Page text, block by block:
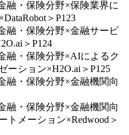
融・保険分野×保険業界に
＞P123
融・保険分野×金融サービ
＞P124
融・保険分野×AIによるク
ーション×H2O.ai＞P125
融・保険分野×金融機関向
融・保険分野×金融機関向
トメーション×Redwood＞